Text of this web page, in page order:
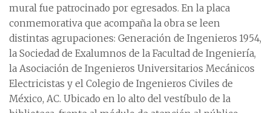
mural fue patrocinado por egresados. En la placa
conmemorativa que acompaña la obra se leen
distintas agrupaciones: Generación de Ingenieros 1954,
la Sociedad de Exalumnos de la Facultad de Ingeniería,
la Asociación de Ingenieros Universitarios Mecánicos
Electricistas y el Colegio de Ingenieros Civiles de
México, AC. Ubicado en lo alto del vestíbulo de la